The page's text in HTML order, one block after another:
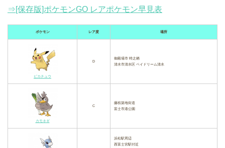
⇒[保存版]ポケモンGO レアポケモン早見表
ポケモン レア度 場所
ピカチュウ
D
御殿場市 時之栖
清水市清水区 ベイドリーム清水
カモネギ
C
藤枝築地街道
富士市港公園
浜松駅周辺
西富士宮駅付近